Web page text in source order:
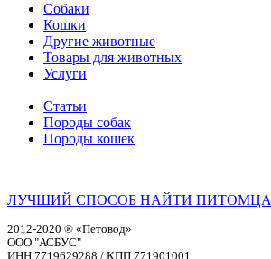
Собаки
Кошки
Другие животные
Товары для животных
Услуги
Статьи
Породы собак
Породы кошек
ЛУЧШИЙ СПОСОБ НАЙТИ ПИТОМЦА
2012-2020 ® «Петовод»
ООО "АСБУС"
ИНН 7719629288 / КПП 771901001